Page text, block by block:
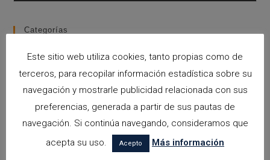
Categorías
arquitectora espacios biofilicos
Arquitectos en Alicante
Arquitectos en Benissa
Arquitectos en Calpe
Este sitio web utiliza cookies, tanto propias como de
terceros, para recopilar información estadística sobre su
navegación y mostrarle publicidad relacionada con sus
preferencias, generada a partir de sus pautas de
navegación. Si continúa navegando, consideramos que
acepta su uso.
Acepto Más información